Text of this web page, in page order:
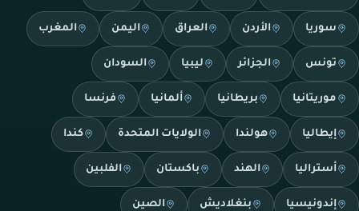
سوريا الأردن العراق اليمن المغرب
تونس الجزائر ليبيا السودان
موريتانيا بريطانيا ألمانيا فرنسا
إيطاليا هولندا الولايات المتحدة كندا
أستراليا الهند باكستان الفلبين
إندونيسيا بنغلاديش الصين